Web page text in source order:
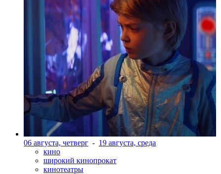
06 августа, четверг - 19 августа, среда
кино
широкий кинопрокат
кинотеатры